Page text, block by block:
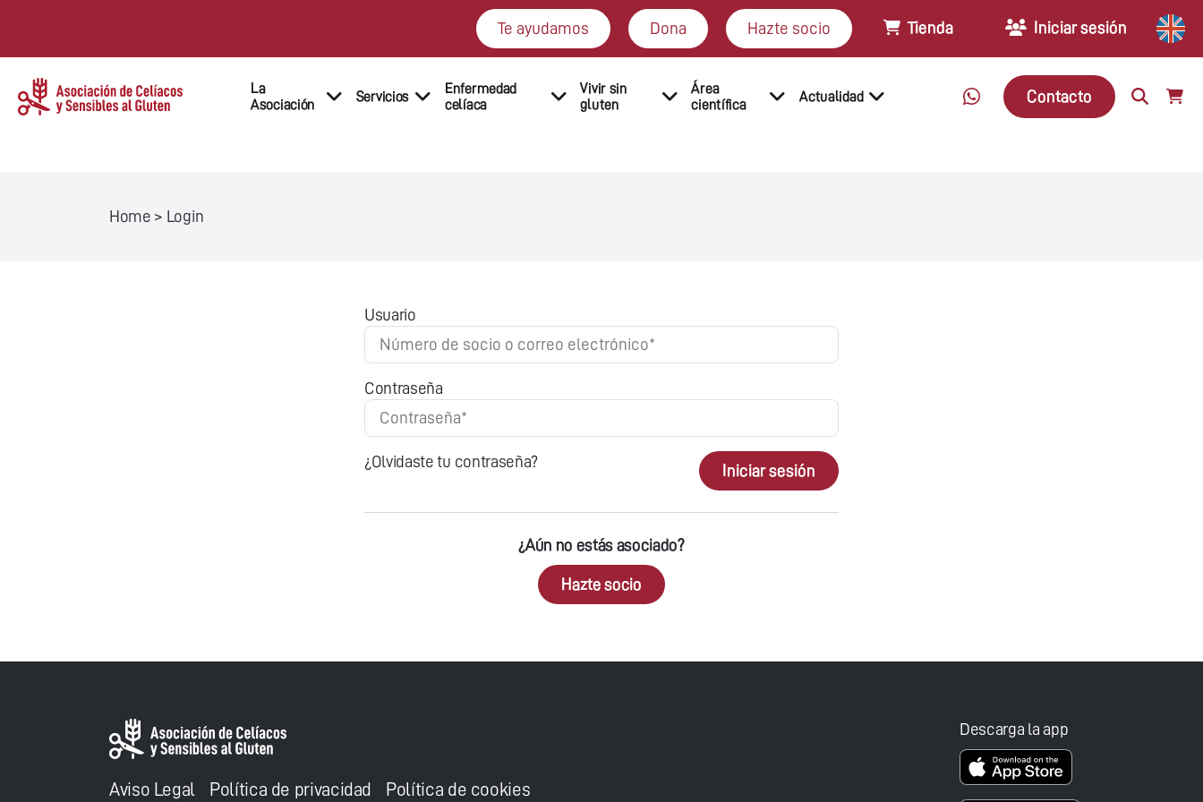
Te ayudamos Dona Hazte socio Tienda Iniciar sesión
La
Asociación
Servicios
Enfermedad
celíaca
Vivir sin
gluten
Área
científica
Actualidad Contacto
Home > Login
Usuario
Contraseña
¿Olvidaste tu contraseña?
Iniciar sesión
¿Aún no estás asociado?
Hazte socio
Aviso Legal Política de privacidad Política de cookies
Descarga la app